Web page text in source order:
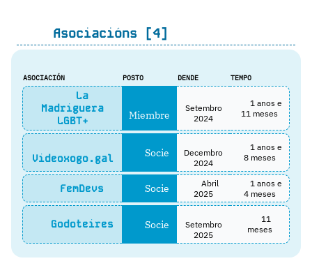
Asociacións [4]
ASOCIACIÓN POSTO DENDE TEMPO
La
Madriguera
LGBT+
Miembre
Setembro
2024
1 anos e
11 meses
Videoxogo.gal Socie
Decembro
2024
1 anos e
8 meses
FemDevs Socie
Abril
2025
1 anos e
4 meses
Godoteires Socie
Setembro
2025
11
meses